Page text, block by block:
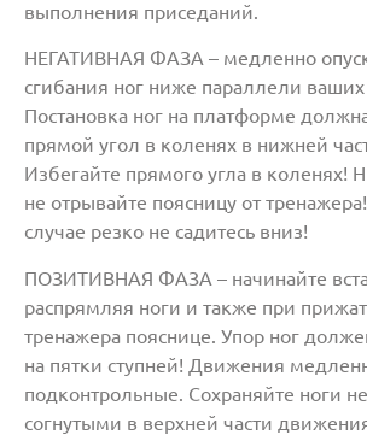
выполнения приседаний.
НЕГАТИВНАЯ ФАЗА – медленно
сгибания ног ниже параллели
Постановка ног на платформе
прямой угол в коленях в нижней
Избегайте прямого угла в коленях!
не отрывайте поясницу от
случае резко не садитесь вниз!
ПОЗИТИВНАЯ ФАЗА – начинайте
распрямляя ноги и также при
тренажера пояснице. Упор ног
на пятки ступней! Движения
подконтрольные. Сохраняйте ноги
согнутыми в верхней части